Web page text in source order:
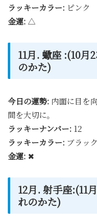
ラッキーカラー: ピンク
金運: △
11月. 蠍座 :(10月
のかた)
今日の運勢: 内面に目を
間を大切に。
ラッキーナンバー: 12
ラッキーカラー: ブラック
金運: ✖
12月. 射手座:(11
れのかた)